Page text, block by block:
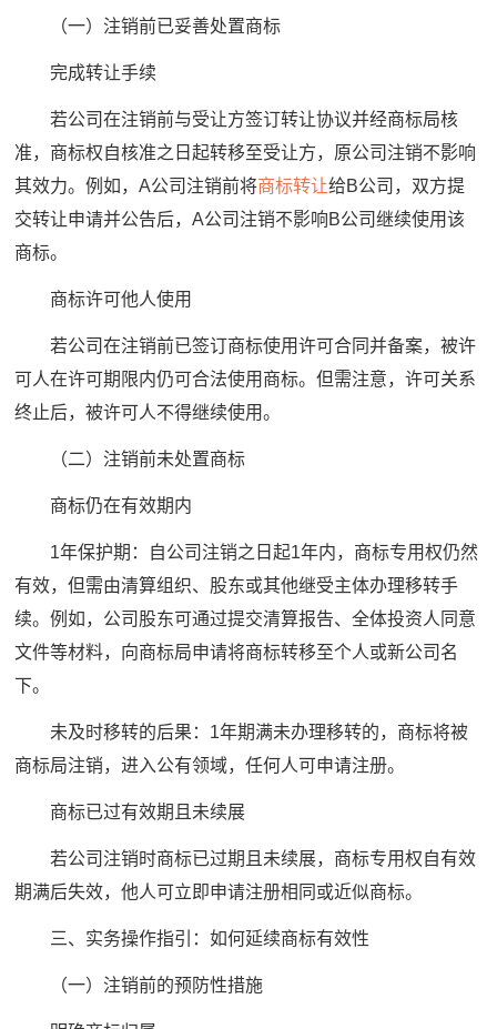
（一）注销前已妥善处置商标
完成转让手续
若公司在注销前与受让方签订转让协议并经商标局核
准，商标权自核准之日起转移至受让方，原公司注销不影响
其效力。例如，A公司注销前将商标转让给B公司，双方提
交转让申请并公告后，A公司注销不影响B公司继续使用该
商标。
商标许可他人使用
若公司在注销前已签订商标使用许可合同并备案，被许
可人在许可期限内仍可合法使用商标。但需注意，许可关系
终止后，被许可人不得继续使用。
（二）注销前未处置商标
商标仍在有效期内
1年保护期：自公司注销之日起1年内，商标专用权仍然
有效，但需由清算组织、股东或其他继受主体办理移转手
续。例如，公司股东可通过提交清算报告、全体投资人同意
文件等材料，向商标局申请将商标转移至个人或新公司名
下。
未及时移转的后果：1年期满未办理移转的，商标将被
商标局注销，进入公有领域，任何人可申请注册。
商标已过有效期且未续展
若公司注销时商标已过期且未续展，商标专用权自有效
期满后失效，他人可立即申请注册相同或近似商标。
三、实务操作指引：如何延续商标有效性
（一）注销前的预防性措施